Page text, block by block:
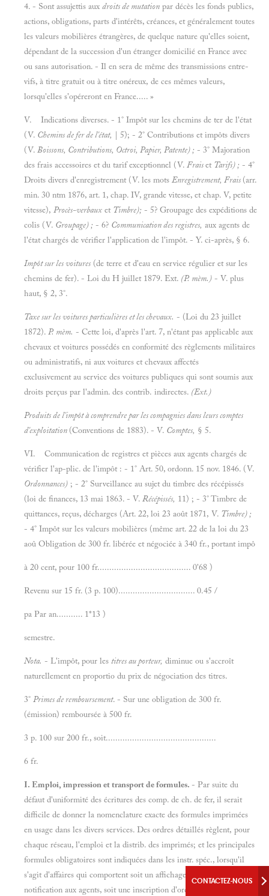
4. - Sont assujettis aux droits de mutation par décès les fonds publics,
actions, obligations, parts d'intérêts, créances, et généralement toutes
les valeurs mobilières étrangères, de quelque nature qu'elles soient,
dépendant de la succession d'un étranger domicilié en France avec
ou sans autorisation. - Il en sera de même des transmissions entre-
vifs, à titre gratuit ou à titre onéreux, de ces mêmes valeurs,
lorsqu'elles s'opéreront en France..... »
V. Indications diverses. - 1° Impôt sur les chemins de ter de l'état
(V. Chemins de fer de l'état, | 5); - 2° Contributions et impôts divers
(V. Boissons, Contributions, Octroi, Papier, Patente) ; - 3° Majoration
des frais accessoires et du tarif exceptionnel (V. Fraiset Tarifs) ; - 4°
Droits divers d'enregistrement (V. les mots Enregistrement, Frais (arr.
min. 30 ntm 1876, art. 1, chap. IV, grande vitesse, et chap. V, petite
vitesse), Procès-verbaux et Timbre); - 5? Groupage des expéditions de
colis (V. Groupage) ; - 6? Communication des registres, aux agents de
l'état chargés de vérifier l'application de l'impôt. - Y. ci-après, § 6.
Impôt sur les voitures (de terre et d'eau en service régulier et sur les
chemins de fer). - Loi du H juillet 1879. Ext. (P. mèm.) - V. plus
haut, § 2, 3°.
Taxe sur les voitures particulières et les chevaux. - (Loi du 23 juillet
1872). P. mèm. - Cette loi, d'après l'art. 7, n'étant pas applicable aux
chevaux et voitures possédés en conformité des règlements militaires
ou administratifs, ni aux voitures et chevaux affectés
exclusivement au service des voitures publiques qui sont soumis aux
droits perçus par l'admin. des contrib. indirectes. (Ext.)
Produits de l'impôt à comprendre par les compagnies dans leurs comptes
d'exploitation (Conventions de 1883). - V. Comptes, § 5.
VI. Communication de registres et pièces aux agents chargés de
vérifier l'ap-plic. de l'impôt : - 1° Art. 50, ordonn. 15 nov. 1846. (V.
Ordonnances) ; - 2° Surveillance au sujet du timbre des récépissés
(loi de finances, 13 mai 1863. - V. Récépissés, 11) ; - 3° Timbre de
quittances, reçus, décharges (Art. 22, loi 23 août 1871, V. Timbre) ;
- 4° Impôt sur les valeurs mobilières (même art. 22 de la loi du 23
aoû Obligation de 300 fr. libérée et négociée à 340 fr., portant impô
à 20 cent, pour 100 fr....................................... 0'68 )
Revenu sur 15 fr. (3 p. 100)................................ 0.45 /
pa Par an........... 1*13 )
semestre.
Nota. - L'impôt, pour les titres au porteur, diminue ou s'accroît
naturellement en proportio du prix de négociation des titres.
3° Primes de remboursement. - Sur une obligation de 300 fr.
(émission) remboursée à 500 fr.
3 p. 100 sur 200 fr., soit..............................................
6 fr.
I. Emploi, impression et transport de formules. - Par suite du
défaut d'uniformité des écritures des comp. de ch. de fer, il serait
difficile de donner la nomenclature exacte des formules imprimées
en usage dans les divers services. Des ordres détaillés règlent, pour
chaque réseau, l'emploi et la distrib. des imprimés; et les principales
formules obligatoires sont indiquées dans les instr. spéc., lorsqu'il
s'agit d'affaires qui comportent soit un affichage, soit une
notification aux agents, soit une inscription d'ordre dans les bureaux;
CONTACTEZ-NOUS